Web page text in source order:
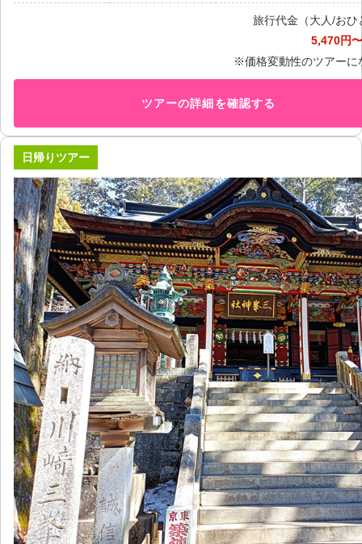
旅行代金（大人/おひ
5,470円
※価格変動性のツアーに
ツアーの詳細を確認する
日帰りツアー